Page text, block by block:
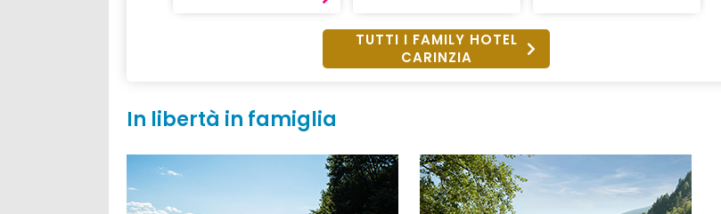
TUTTI I FAMILY HOTEL
CARINZIA
In libertà in famiglia